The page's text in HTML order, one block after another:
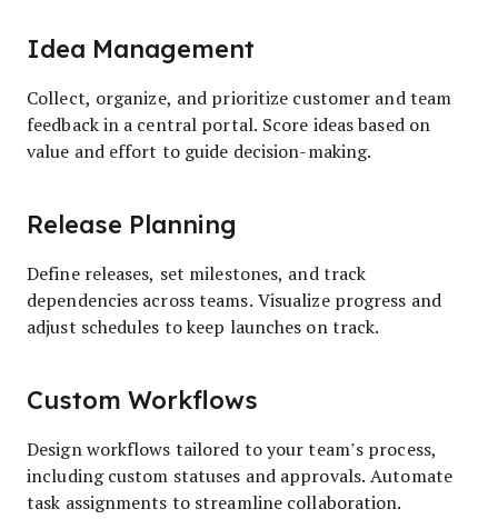
Idea Management
Collect, organize, and prioritize customer and team
feedback in a central portal. Score ideas based on
value and effort to guide decision-making.
Release Planning
Define releases, set milestones, and track
dependencies across teams. Visualize progress and
adjust schedules to keep launches on track.
Custom Workflows
Design workflows tailored to your team’s process,
including custom statuses and approvals. Automate
task assignments to streamline collaboration.